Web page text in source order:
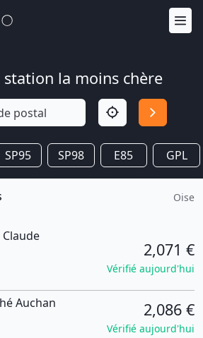
station la moins chère
SP95 SP98 E85 GPL
Oise
Claude
2,071 €
Vérifié aujourd'hui
Auchan 2,086 €
Vérifié aujourd'hui